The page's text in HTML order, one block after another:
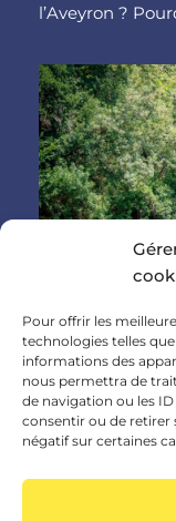
Pour offrir les
technologies telles
informations des
nous permettra de
de navigation ou les
consentir ou de
négatif sur certaines
l’Aveyron ?
Location
Val :
Location canoe
de Canoë
comment
Variation –